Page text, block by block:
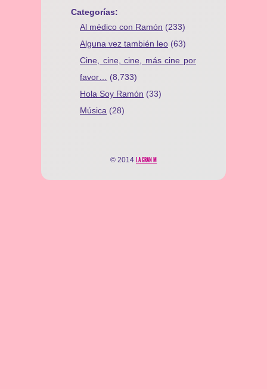
Categorías:
Al médico con Ramón (233)
Alguna vez también leo (63)
Cine, cine, cine, más cine por
favor…
(8,733)
Hola Soy Ramón (33)
Música (28)
© 2014 LA GRAN M